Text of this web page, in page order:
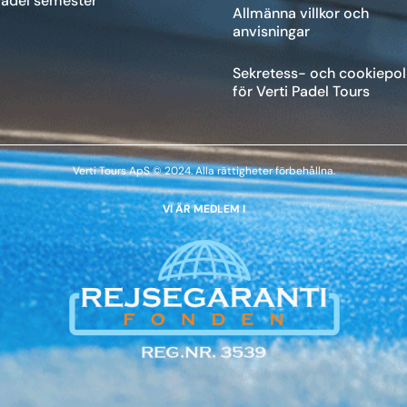
Allmänna villkor och
anvisningar
Sekretess- och
för Verti Padel Tours
Verti Tours ApS © 2024. Alla rättigheter förbehållna.
VI ÄR MEDLEM I